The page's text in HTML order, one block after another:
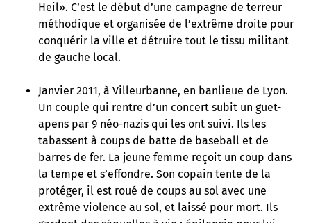
Heil». C’est le début d’une campagne de terreur
méthodique et organisée de l’extrême droite pour
conquérir la ville et détruire tout le tissu militant
de gauche local.
Janvier 2011, à Villeurbanne, en banlieue de Lyon.
Un couple qui rentre d’un concert subit un guet-
apens par 9 néo-nazis qui les ont suivi. Ils les
tabassent à coups de batte de baseball et de
barres de fer. La jeune femme reçoit un coup dans
la tempe et s’effondre. Son copain tente de la
protéger, il est roué de coups au sol avec une
extrême violence au sol, et laissé pour mort. Ils